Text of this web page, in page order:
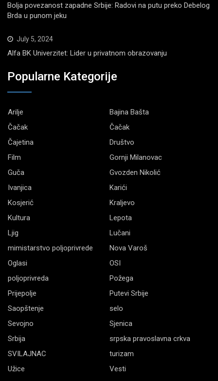
Bolja povezanost zapadne Srbije: Radovi na putu preko Debelog
Brda u punom jeku
July 5, 2024
Alfa BK Univerzitet: Lider u privatnom obrazovanju
Popularne Kategorije
Arilje
Bajina Bašta
Čačak
Čačak
Čajetina
Društvo
Film
Gornji Milanovac
Guča
Gvozden Nikolić
Ivanjica
Karići
Kosjerić
Kraljevo
Kultura
Lepota
Ljig
Lučani
mimistarstvo poljoprivrede
Nova Varoš
Oglasi
OSI
poljoprivreda
Požega
Prijepolje
Putevi Srbije
Saopštenje
selo
Sevojno
Sjenica
Srbija
srpska pravoslavna crkva
SVILAJNAC
turizam
Užice
Vesti